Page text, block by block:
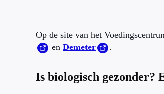
Op de site van het
en Demeter .
Is biologisch gezonder?